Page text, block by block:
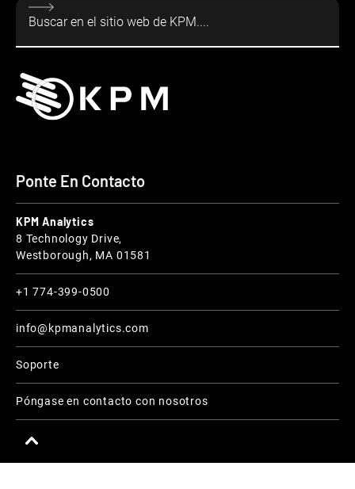
Ponte En Contacto
KPM Analytics
8 Technology Drive,
Westborough, MA 01581
+1 774-399-0500
info@kpmanalytics.com
Soporte
Póngase en contacto con nosotros